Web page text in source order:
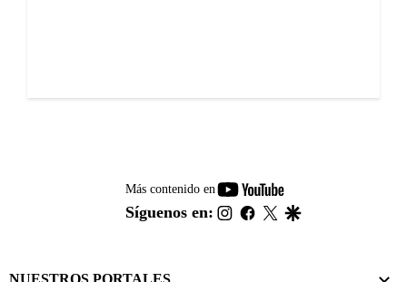
Más contenido en
youtube-
footer
Síguenos en: instagram
facebook
twitter
NUESTROS PORTALES